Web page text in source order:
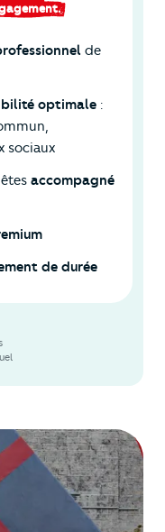
de
optimale :
sociaux
accompagné
de durée